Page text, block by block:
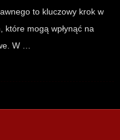
to kluczowy krok w
które mogą wpłynąć na
W …